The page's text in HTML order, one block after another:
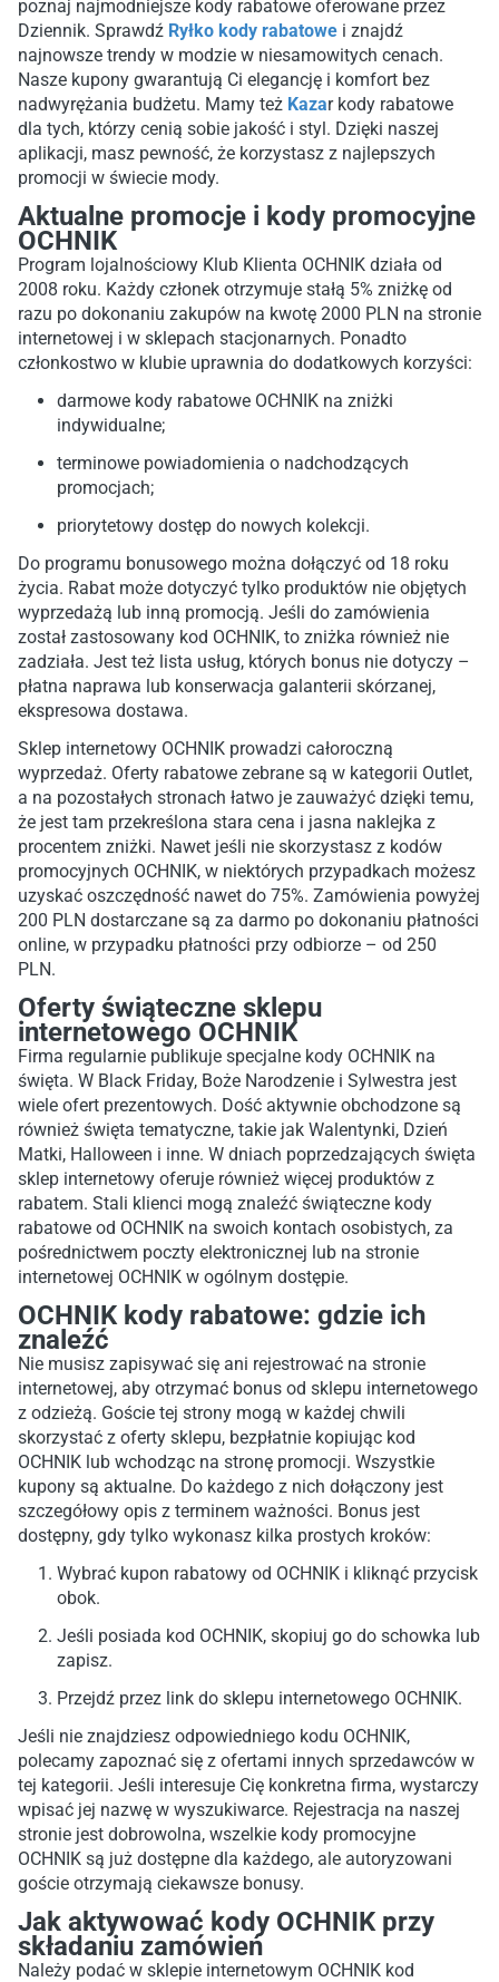
poznaj najmodniejsze kody rabatowe oferowane przez
Dziennik. Sprawdź Ryłko kody rabatowe i znajdź
najnowsze trendy w modzie w niesamowitych cenach.
Nasze kupony gwarantują Ci elegancję i komfort bez
nadwyrężania budżetu. Mamy też Kazar kody rabatowe
dla tych, którzy cenią sobie jakość i styl. Dzięki naszej
aplikacji, masz pewność, że korzystasz z najlepszych
promocji w świecie mody.
Aktualne promocje i kody promocyjne
OCHNIK
Program lojalnościowy Klub Klienta OCHNIK działa od
2008 roku. Każdy członek otrzymuje stałą 5% zniżkę od
razu po dokonaniu zakupów na kwotę 2000 PLN na stronie
internetowej i w sklepach stacjonarnych. Ponadto
członkostwo w klubie uprawnia do dodatkowych korzyści:
darmowe kody rabatowe OCHNIK na zniżki
indywidualne;
terminowe powiadomienia o nadchodzących
promocjach;
priorytetowy dostęp do nowych kolekcji.
Do programu bonusowego można dołączyć od 18 roku
życia. Rabat może dotyczyć tylko produktów nie objętych
wyprzedażą lub inną promocją. Jeśli do zamówienia
został zastosowany kod OCHNIK, to zniżka również nie
zadziała. Jest też lista usług, których bonus nie dotyczy –
płatna naprawa lub konserwacja galanterii skórzanej,
ekspresowa dostawa.
Sklep internetowy OCHNIK prowadzi całoroczną
wyprzedaż. Oferty rabatowe zebrane są w kategorii Outlet,
a na pozostałych stronach łatwo je zauważyć dzięki temu,
że jest tam przekreślona stara cena i jasna naklejka z
procentem zniżki. Nawet jeśli nie skorzystasz z kodów
promocyjnych OCHNIK, w niektórych przypadkach możesz
uzyskać oszczędność nawet do 75%. Zamówienia powyżej
200 PLN dostarczane są za darmo po dokonaniu płatności
online, w przypadku płatności przy odbiorze – od 250
PLN.
Oferty świąteczne sklepu
internetowego OCHNIK
Firma regularnie publikuje specjalne kody OCHNIK na
święta. W Black Friday, Boże Narodzenie i Sylwestra jest
wiele ofert prezentowych. Dość aktywnie obchodzone są
również święta tematyczne, takie jak Walentynki, Dzień
Matki, Halloween i inne. W dniach poprzedzających święta
sklep internetowy oferuje również więcej produktów z
rabatem. Stali klienci mogą znaleźć świąteczne kody
rabatowe od OCHNIK na swoich kontach osobistych, za
pośrednictwem poczty elektronicznej lub na stronie
internetowej OCHNIK w ogólnym dostępie.
OCHNIK kody rabatowe: gdzie ich
znaleźć
Nie musisz zapisywać się ani rejestrować na stronie
internetowej, aby otrzymać bonus od sklepu internetowego
z odzieżą. Goście tej strony mogą w każdej chwili
skorzystać z oferty sklepu, bezpłatnie kopiując kod
OCHNIK lub wchodząc na stronę promocji. Wszystkie
kupony są aktualne. Do każdego z nich dołączony jest
szczegółowy opis z terminem ważności. Bonus jest
dostępny, gdy tylko wykonasz kilka prostych kroków:
Wybrać kupon rabatowy od OCHNIK i kliknąć przycisk
obok.
Jeśli posiada kod OCHNIK, skopiuj go do schowka lub
zapisz.
Przejdź przez link do sklepu internetowego OCHNIK.
Jeśli nie znajdziesz odpowiedniego kodu OCHNIK,
polecamy zapoznać się z ofertami innych sprzedawców w
tej kategorii. Jeśli interesuje Cię konkretna firma, wystarczy
wpisać jej nazwę w wyszukiwarce. Rejestracja na naszej
stronie jest dobrowolna, wszelkie kody promocyjne
OCHNIK są już dostępne dla każdego, ale autoryzowani
goście otrzymają ciekawsze bonusy.
Jak aktywować kody OCHNIK przy
składaniu zamówień
Należy podać w sklepie internetowym OCHNIK kod